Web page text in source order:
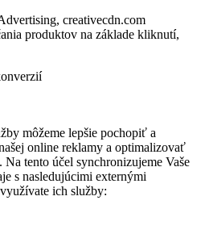
creativecdn.com
produktov na základe kliknutí,
môžeme lepšie pochopiť a
online reklamy a optimalizovať
tento účel synchronizujeme Vaše
s nasledujúcimi externými
ich služby: